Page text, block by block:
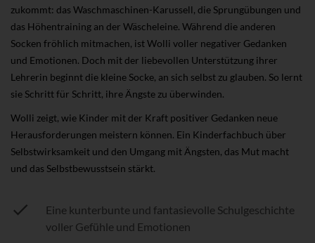
zukommt: das Waschmaschinen-Karussell, die Sprungübungen und
das Höhentraining an der Wäscheleine. Während die anderen
Socken fröhlich mitmachen, ist Wolli voller negativer Gedanken
und Emotionen. Doch mit der liebevollen Unterstützung ihrer
Lehrerin beginnt die kleine Socke, an sich selbst zu glauben. So lernt
sie Schritt für Schritt, ihre Ängste zu überwinden.
Wolli zeigt, wie Kinder mit der Kraft positiver Gedanken neue
Herausforderungen meistern können. Ein Kinderfachbuch über
Selbstwirksamkeit und den Umgang mit Ängsten, das Mut macht
und das Selbstbewusstsein stärkt.
Eine kunterbunte und fantasievolle Schulgeschichte
voller Gefühle und Emotionen